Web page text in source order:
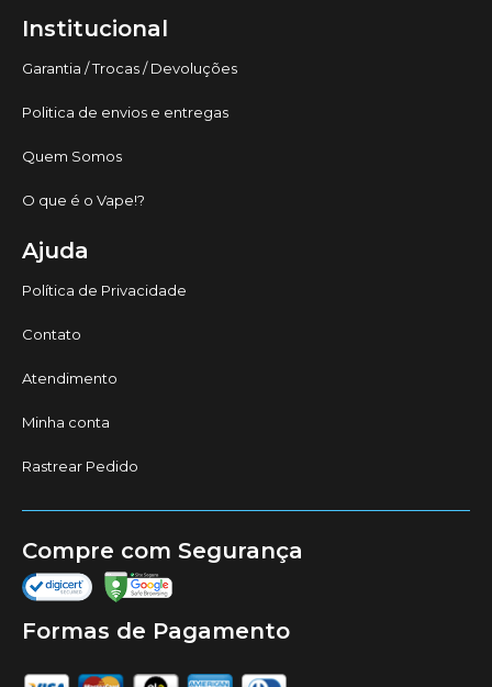
Institucional
Garantia / Trocas / Devoluções
Politica de envios e entregas
Quem Somos
O que é o Vape!?
Ajuda
Política de Privacidade
Contato
Atendimento
Minha conta
Rastrear Pedido
Compre com Segurança
Formas de Pagamento